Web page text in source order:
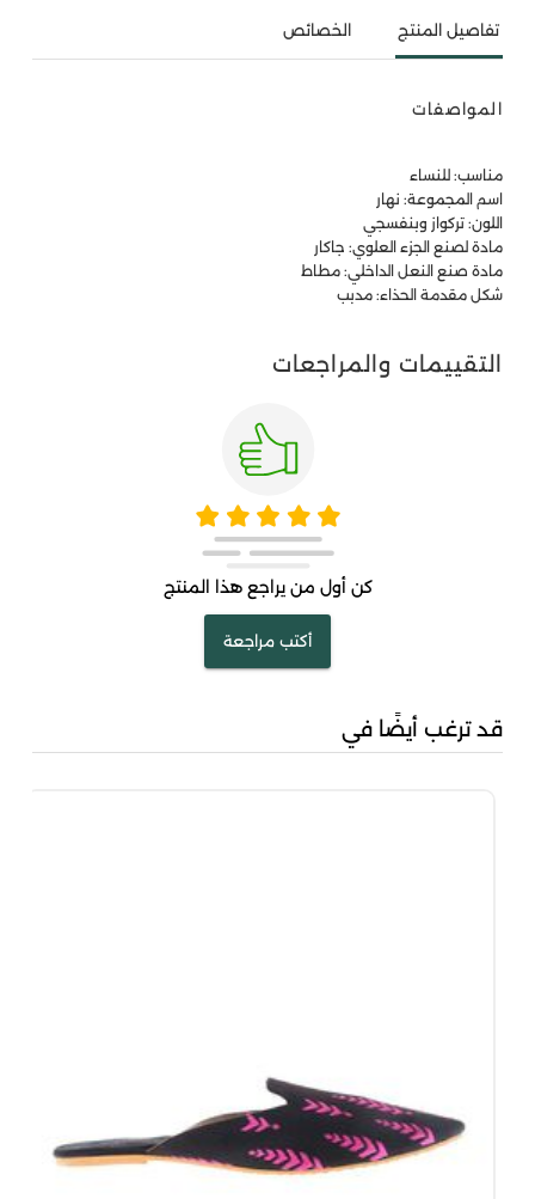
تفاصيل المنتج الخصائص
المواصفات
مناسب: للنساء
اسم المجموعة: نهار
اللون: تركواز وبنفسجي
مادة لصنع الجزء العلوي: جاكار
مادة صنع النعل الداخلي: مطاط
شكل مقدمة الحذاء: مدبب
التقييمات والمراجعات
كن أول من يراجع هذا المنتج
أكتب مراجعة
قد ترغب أيضًا في